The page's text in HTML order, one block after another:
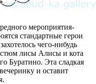
мероприятия-
стандартные герои
чего-нибудь
лисы Алисы и кота
Буратино. Эта сладкая
и оставит